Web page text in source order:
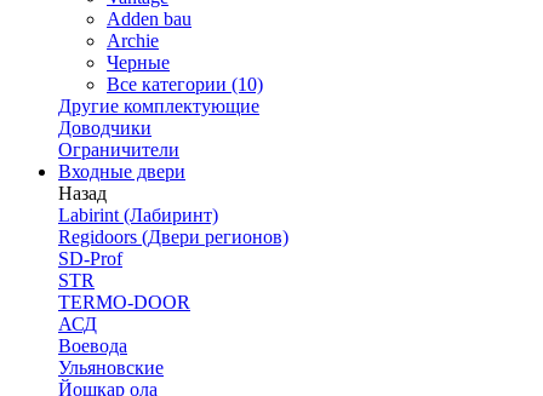
Adden bau
Archie
Черные
Все категории (10)
Другие комплектующие
Доводчики
Ограничители
Входные двери
Назад
Labirint (Лабиринт)
Regidoors (Двери регионов)
SD-Prof
STR
TERMO-DOOR
АСД
Воевода
Ульяновские
Йошкар ола